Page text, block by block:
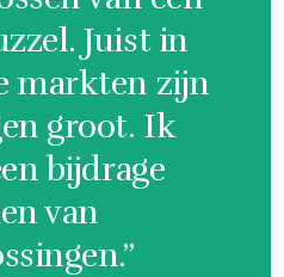
Juist in
markten zijn
groot. Ik
bijdrage
van